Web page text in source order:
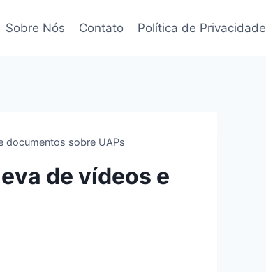
Sobre Nós Contato Política de Privacidade
documentos sobre UAPs
de vídeos e